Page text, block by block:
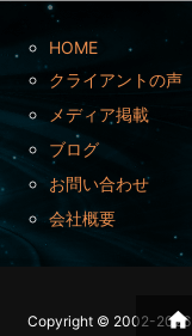
HOME
クライアントの声
メディア掲載
ブログ
お問い合わせ
会社概要
Copyright © 2002-2026
